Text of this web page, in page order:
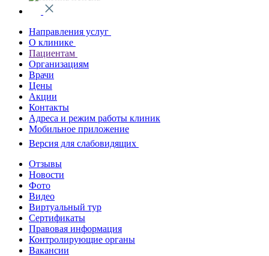
Направления услуг
О клинике
Пациентам
Организациям
Врачи
Цены
Акции
Контакты
Адреса и режим работы клиник
Мобильное приложение
Версия для слабовидящих
Отзывы
Новости
Фото
Видео
Виртуальный тур
Сертификаты
Правовая информация
Контролирующие органы
Вакансии